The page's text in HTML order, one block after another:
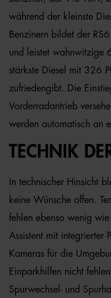
während der kleinste
Benzinern bildet der
und leistet wahnwitzige
stärkste Diesel mit 326
zufriedengibt. Die
Vorderradantrieb
werden automatisch an
TECHNIK
In technischer Hinsicht
keine Wünsche offen.
fehlen ebenso wenig
Assistent mit integrierter
Kameras für die
Einparkhilfen nicht
Spurwechsel- und